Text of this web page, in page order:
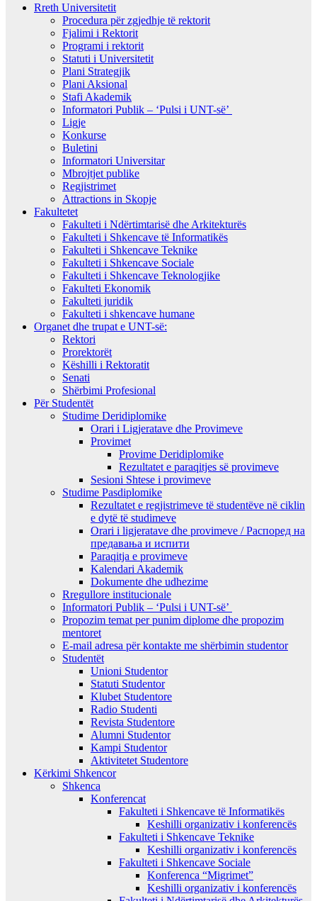
Rreth Universitetit
Procedura për zgjedhje të rektorit
Fjalimi i Rektorit
Programi i rektorit
Statuti i Universitetit
Plani Strategjik
Plani Aksional
Stafi Akademik
Informatori Publik – ‘Pulsi i UNT-së’
Ligje
Konkurse
Buletini
Informatori Universitar
Mbrojtjet publike
Regjistrimet
Attractions in Skopje
Fakultetet
Fakulteti i Ndërtimtarisë dhe Arkitekturës
Fakulteti i Shkencave të Informatikës
Fakulteti i Shkencave Teknike
Fakulteti i Shkencave Sociale
Fakulteti i Shkencave Teknologjike
Fakulteti Ekonomik
Fakulteti juridik
Fakulteti i shkencave humane
Organet dhe trupat e UNT-së:
Rektori
Prorektorët
Këshilli i Rektoratit
Senati
Shërbimi Profesional
Për Studentët
Studime Deridiplomike
Orari i Ligjeratave dhe Provimeve
Provimet
Provime Deridiplomike
Rezultatet e paraqitjes së provimeve
Sesioni Shtese i provimeve
Studime Pasdiplomike
Rezultatet e regjistrimeve të studentëve në ciklin
e dytë të studimeve
Orari i ligjeratave dhe provimeve / Распоред на
предавањa и испити
Paraqitja e provimeve
Kalendari Akademik
Dokumente dhe udhezime
Rregullore institucionale
Informatori Publik – ‘Pulsi i UNT-së’
Propozim temat per punim diplome dhe propozim
mentoret
E-mail adresa për kontakte me shërbimin studentor
Studentët
Unioni Studentor
Statuti Studentor
Klubet Studentore
Radio Studenti
Revista Studentore
Alumni Studentor
Kampi Studentor
Aktivitetet Studentore
Kërkimi Shkencor
Shkenca
Konferencat
Fakulteti i Shkencave të Informatikës
Keshilli organizativ i konferencës
Fakulteti i Shkencave Teknike
Keshilli organizativ i konferencës
Fakulteti i Shkencave Sociale
Konferenca “Migrimet”
Keshilli organizativ i konferencës